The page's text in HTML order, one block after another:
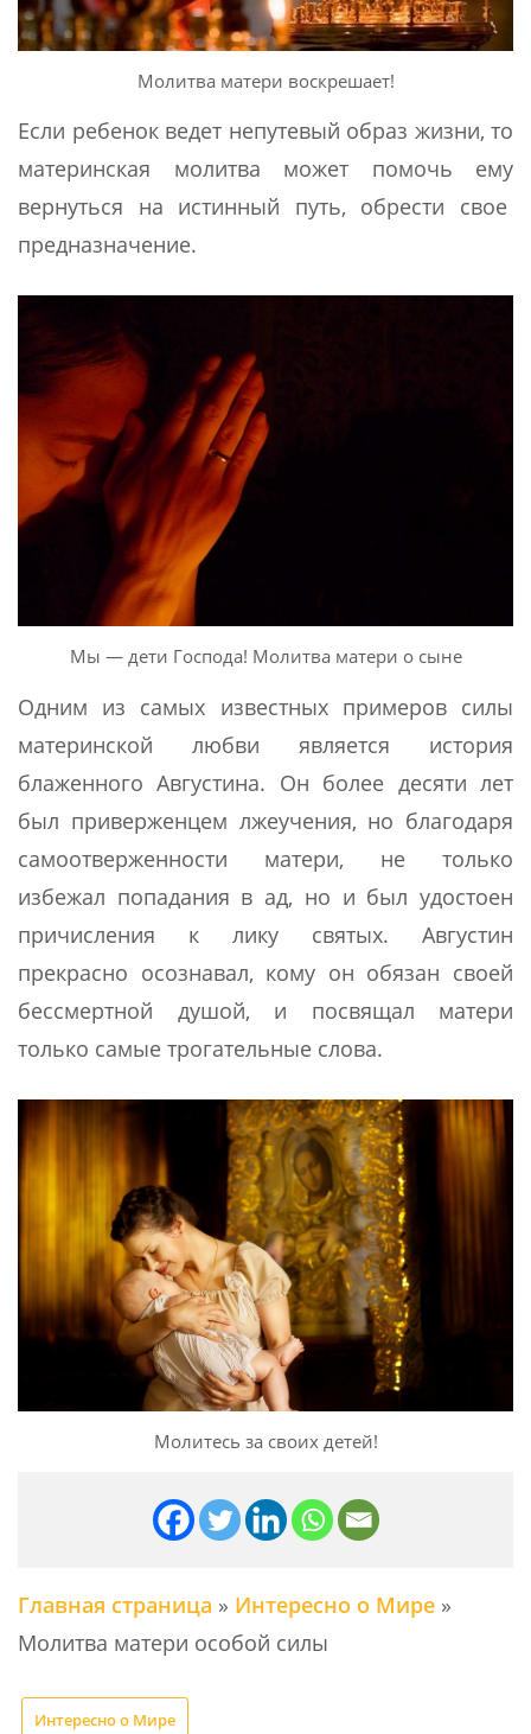
Молитва матери воскрешает!
Если ребенок ведет непутевый образ жизни, то
материнская молитва может помочь ему
вернуться на истинный путь, обрести свое
предназначение.
Мы — дети Господа! Молитва матери о сыне
Одним из самых известных примеров силы
материнской любви является история
блаженного Августина. Он более десяти лет
был приверженцем лжеучения, но благодаря
самоотверженности матери, не только
избежал попадания в ад, но и был удостоен
причисления к лику святых. Августин
прекрасно осознавал, кому он обязан своей
бессмертной душой, и посвящал матери
только самые трогательные слова.
Молитесь за своих детей!
Главная страница » Интересно о Мире »
Молитва матери особой силы
Интересно о Мире